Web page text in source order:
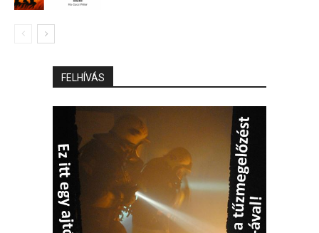
FELHÍVÁS